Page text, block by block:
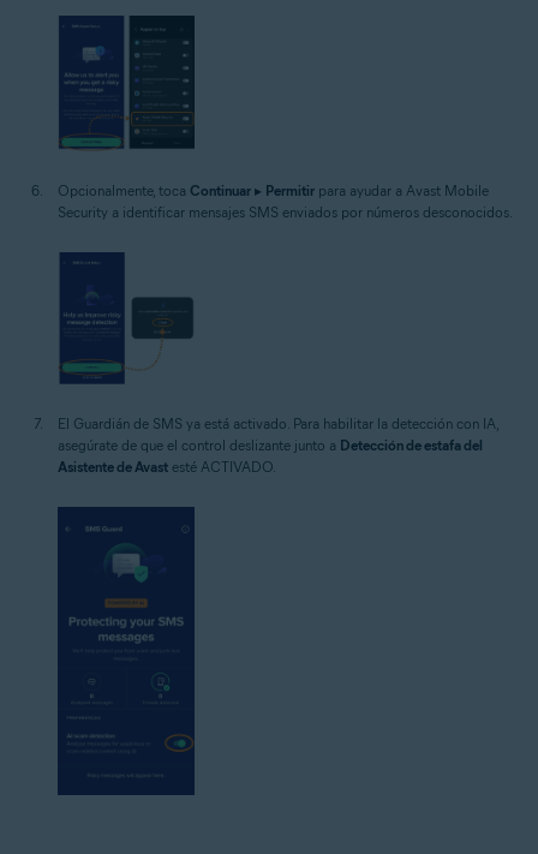
Opcionalmente, toca Continuar ▸ Permitir para ayudar a Avast Mobile
Security a identificar mensajes SMS enviados por números desconocidos.
El Guardián de SMS ya está activado. Para habilitar la detección con IA,
asegúrate de que el control deslizante junto a Detección de estafa del
Asistente de Avast esté ACTIVADO.